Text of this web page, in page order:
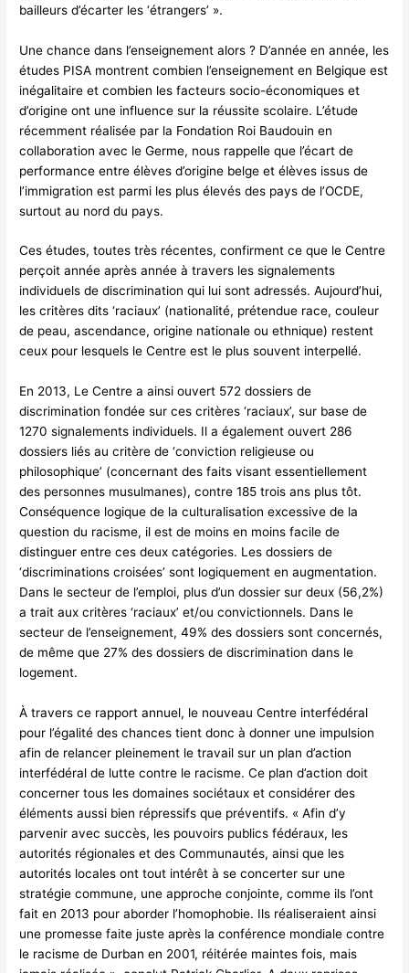
bailleurs d’écarter les ‘étrangers’ ».
Une chance dans l’enseignement alors ? D’année en année, les
études PISA montrent combien l’enseignement en Belgique est
inégalitaire et combien les facteurs socio-économiques et
d’origine ont une influence sur la réussite scolaire. L’étude
récemment réalisée par la Fondation Roi Baudouin en
collaboration avec le Germe, nous rappelle que l’écart de
performance entre élèves d’origine belge et élèves issus de
l’immigration est parmi les plus élevés des pays de l’OCDE,
surtout au nord du pays.
Ces études, toutes très récentes, confirment ce que le Centre
perçoit année après année à travers les signalements
individuels de discrimination qui lui sont adressés. Aujourd’hui,
les critères dits ‘raciaux’ (nationalité, prétendue race, couleur
de peau, ascendance, origine nationale ou ethnique) restent
ceux pour lesquels le Centre est le plus souvent interpellé.
En 2013, Le Centre a ainsi ouvert 572 dossiers de
discrimination fondée sur ces critères ‘raciaux’, sur base de
1270 signalements individuels. Il a également ouvert 286
dossiers liés au critère de ‘conviction religieuse ou
philosophique’ (concernant des faits visant essentiellement
des personnes musulmanes), contre 185 trois ans plus tôt.
Conséquence logique de la culturalisation excessive de la
question du racisme, il est de moins en moins facile de
distinguer entre ces deux catégories. Les dossiers de
‘discriminations croisées’ sont logiquement en augmentation.
Dans le secteur de l’emploi, plus d’un dossier sur deux (56,2%)
a trait aux critères ‘raciaux’ et/ou convictionnels. Dans le
secteur de l’enseignement, 49% des dossiers sont concernés,
de même que 27% des dossiers de discrimination dans le
logement.
À travers ce rapport annuel, le nouveau Centre interfédéral
pour l’égalité des chances tient donc à donner une impulsion
afin de relancer pleinement le travail sur un plan d’action
interfédéral de lutte contre le racisme. Ce plan d’action doit
concerner tous les domaines sociétaux et considérer des
éléments aussi bien répressifs que préventifs. « Afin d’y
parvenir avec succès, les pouvoirs publics fédéraux, les
autorités régionales et des Communautés, ainsi que les
autorités locales ont tout intérêt à se concerter sur une
stratégie commune, une approche conjointe, comme ils l’ont
fait en 2013 pour aborder l’homophobie. Ils réaliseraient ainsi
une promesse faite juste après la conférence mondiale contre
le racisme de Durban en 2001, réitérée maintes fois, mais